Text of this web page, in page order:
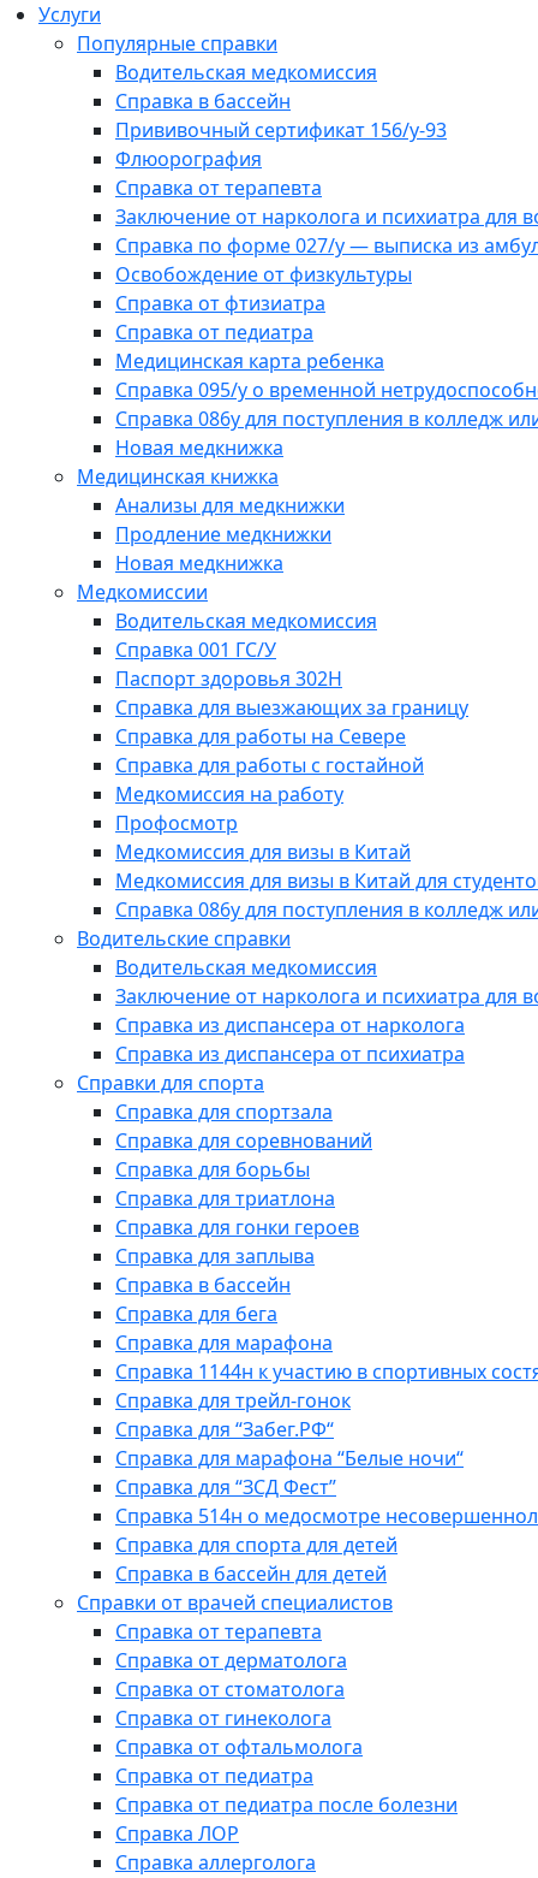
Услуги
Популярные справки
Водительская медкомиссия
Справка в бассейн
Прививочный сертификат 156/у-93
Флюорография
Справка от терапевта
Заключение от нарколога и психиатра для
Справка по форме 027/у — выписка из
Освобождение от физкультуры
Справка от фтизиатра
Справка от педиатра
Медицинская карта ребенка
Справка 095/у о временной
Справка 086у для поступления в колледж
Новая медкнижка
Медицинская книжка
Анализы для медкнижки
Продление медкнижки
Новая медкнижка
Медкомиссии
Водительская медкомиссия
Справка 001 ГС/У
Паспорт здоровья 302Н
Справка для выезжающих за границу
Справка для работы на Севере
Справка для работы с гостайной
Медкомиссия на работу
Профосмотр
Медкомиссия для визы в Китай
Медкомиссия для визы в Китай для
Справка 086у для поступления в колледж
Водительские справки
Водительская медкомиссия
Заключение от нарколога и психиатра для
Справка из диспансера от нарколога
Справка из диспансера от психиатра
Справки для спорта
Справка для спортзала
Справка для соревнований
Справка для борьбы
Справка для триатлона
Справка для гонки героев
Справка для заплыва
Справка в бассейн
Справка для бега
Справка для марафона
Справка 1144н к участию в спортивных
Справка для трейл-гонок
Справка для “Забег.РФ“
Справка для марафона “Белые ночи“
Справка для “ЗСД Фест”
Справка 514н о медосмотре
Справка для спорта для детей
Справка в бассейн для детей
Справки от врачей специалистов
Справка от терапевта
Справка от дерматолога
Справка от стоматолога
Справка от гинеколога
Справка от офтальмолога
Справка от педиатра
Справка от педиатра после болезни
Справка ЛОР
Справка аллерголога